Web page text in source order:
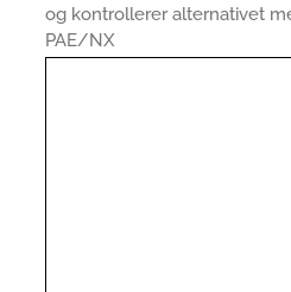
og kontrollerer alternativet
PAE/NX